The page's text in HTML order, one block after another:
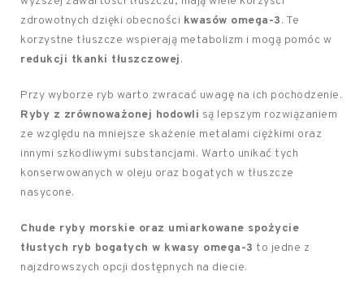
zdrowotnych dzięki obecności kwasów omega-3. Te
korzystne tłuszcze wspierają metabolizm i mogą pomóc w
redukcji tkanki tłuszczowej.
Przy wyborze ryb warto zwracać uwagę na ich pochodzenie.
Ryby z zrównoważonej hodowli są lepszym rozwiązaniem
ze względu na mniejsze skażenie metalami ciężkimi oraz
innymi szkodliwymi substancjami. Warto unikać tych
konserwowanych w oleju oraz bogatych w tłuszcze
nasycone.
Chude ryby morskie oraz umiarkowane spożycie
tłustych ryb bogatych w kwasy omega-3 to jedne z
najzdrowszych opcji dostępnych na diecie.